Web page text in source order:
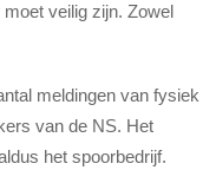
veilig zijn. Zowel
meldingen van fysiek
van de NS. Het
het spoorbedrijf.